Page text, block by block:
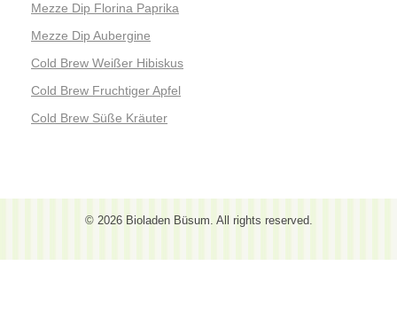
Mezze Dip Florina Paprika
Mezze Dip Aubergine
Cold Brew Weißer Hibiskus
Cold Brew Fruchtiger Apfel
Cold Brew Süße Kräuter
© 2026 Bioladen Büsum. All rights reserved.